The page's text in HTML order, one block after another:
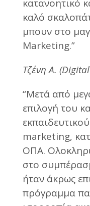
κατανοητικό
καλό
μπουν στο
Marketing.”
Τζένη Α.
“Μετά από
επιλογή του
marketing,
ΟΠΑ.
στο
ήταν άκρως
πρόγραμμα